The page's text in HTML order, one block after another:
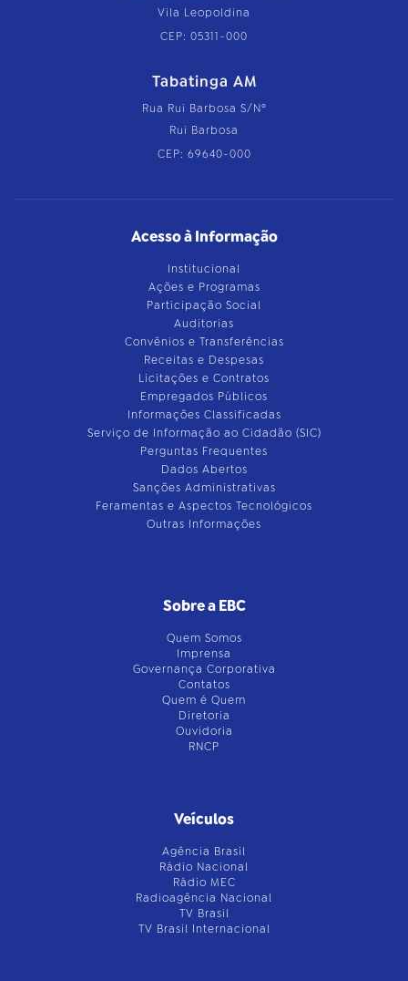
Vila Leopoldina
CEP: 05311-000
Tabatinga AM
Rua Rui Barbosa S/Nº
Rui Barbosa
CEP: 69640-000
Acesso à Informação
Institucional
Ações e Programas
Participação Social
Auditorias
Convênios e Transferências
Receitas e Despesas
Licitações e Contratos
Empregados Públicos
Informações Classificadas
Serviço de Informação ao Cidadão (SIC)
Perguntas Frequentes
Dados Abertos
Sanções Administrativas
Feramentas e Aspectos Tecnológicos
Outras Informações
Sobre a EBC
Quem Somos
Imprensa
Governança Corporativa
Contatos
Quem é Quem
Diretoria
Ouvidoria
RNCP
Veículos
Agência Brasil
Rádio Nacional
Rádio MEC
Radioagência Nacional
TV Brasil
TV Brasil Internacional